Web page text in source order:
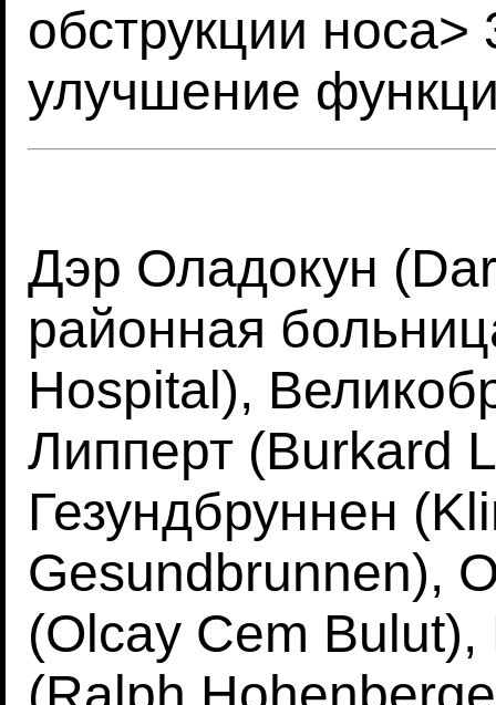
обструкции носа>
улучшение
Дэр Оладокун
районная
Hospital),
Липперт (Burkard
Гезундбруннен
Gesundbrunnen),
(Olcay Cem